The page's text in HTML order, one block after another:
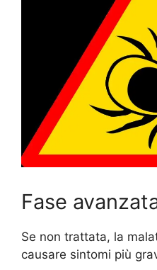
Fase
Se non trattata, la
causare sintomi più